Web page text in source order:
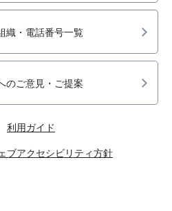
織・電話番号一覧
のご意見・ご提案
利用ガイド
ブアクセシビリティ方針